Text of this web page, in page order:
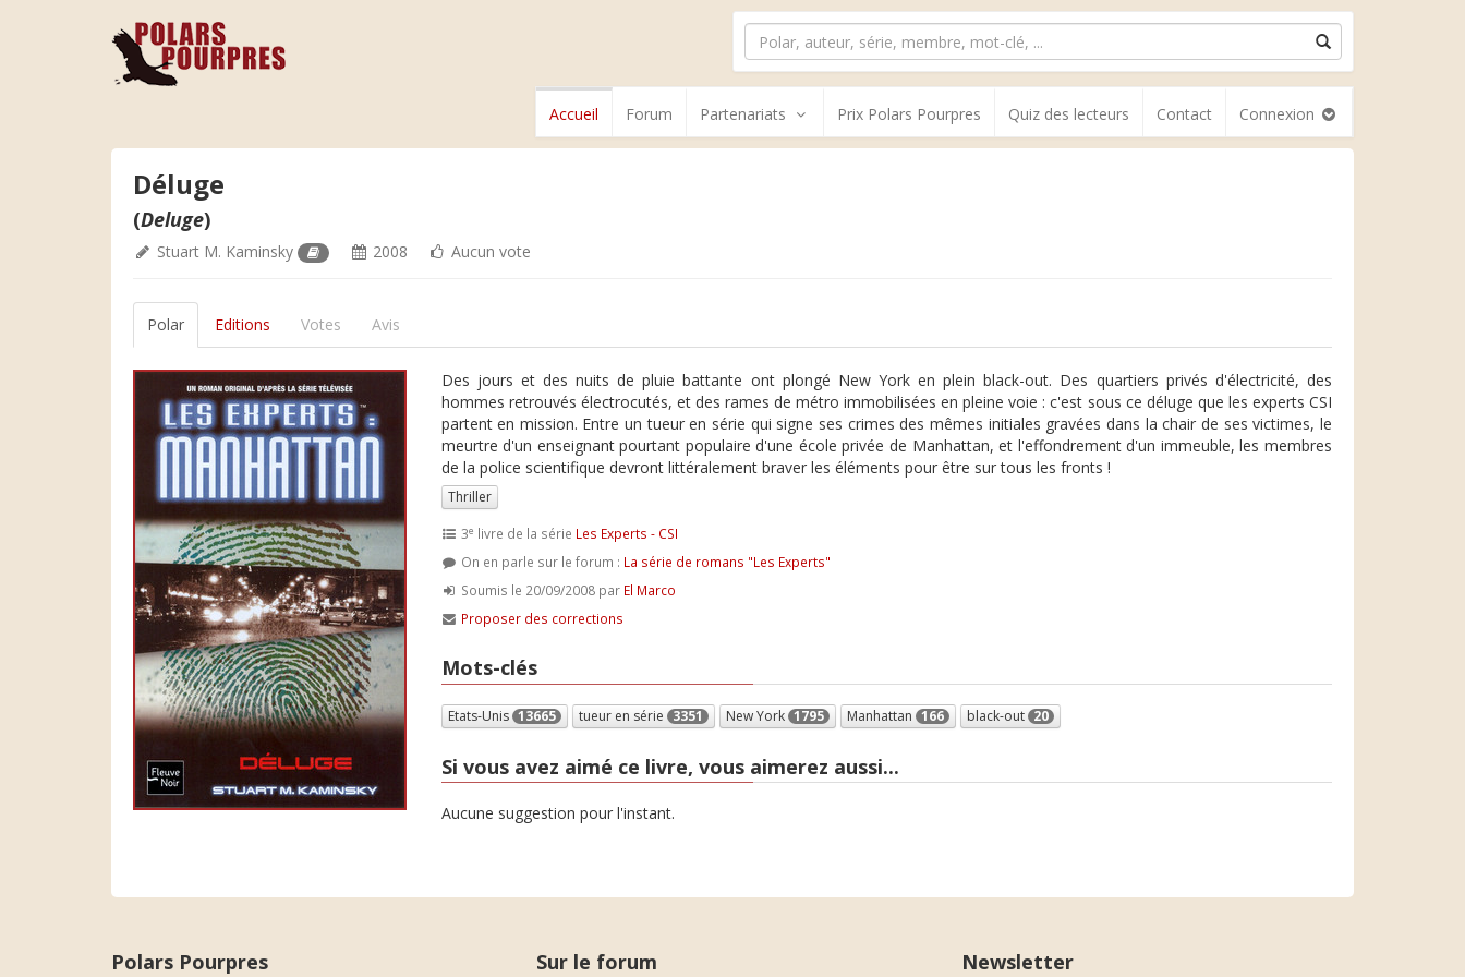
Accueil Forum Partenariats Prix Polars Pourpres Quiz des lecteurs Contact Connexion
Déluge
(Deluge)
Stuart M. Kaminsky 2008 Aucun vote
Polar Editions Votes Avis
Des jours et des nuits de pluie battante ont plongé New York en plein black-out. Des quartiers privés d'électricité, des
hommes retrouvés électrocutés, et des rames de métro immobilisées en pleine voie : c'est sous ce déluge que les experts CSI
partent en mission. Entre un tueur en série qui signe ses crimes des mêmes initiales gravées dans la chair de ses victimes, le
meurtre d'un enseignant pourtant populaire d'une école privée de Manhattan, et l'effondrement d'un immeuble, les membres
de la police scientifique devront littéralement braver les éléments pour être sur tous les fronts !
Thriller
3e livre de la série Les Experts - CSI
On en parle sur le forum : La série de romans "Les Experts"
Soumis le 20/09/2008 par El Marco
Proposer des corrections
Mots-clés
Etats-Unis 13665 tueur en série 3351 New York 1795 Manhattan 166 black-out 20
Si vous avez aimé ce livre, vous aimerez aussi...
Aucune suggestion pour l'instant.
Polars Pourpres Sur le forum Newsletter